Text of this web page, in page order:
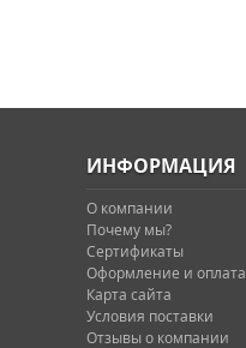
ИНФОРМАЦИЯ
О компании
Почему мы?
Сертификаты
Оформление и оплата
Карта сайта
Условия поставки
Отзывы о компании